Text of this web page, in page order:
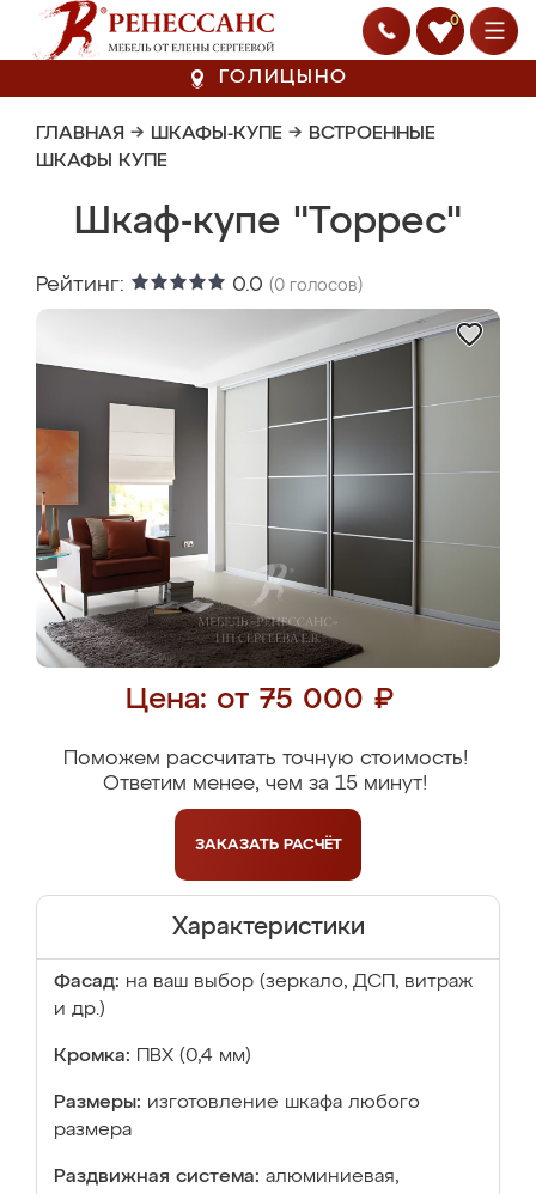
0
ГОЛИЦЫНО
ГЛАВНАЯ → ШКАФЫ-КУПЕ → ВСТРОЕННЫЕ
ШКАФЫ КУПЕ
Шкаф-купе "Торрес"
Рейтинг: 0.0 (0 голосов)
Цена: от 75 000 ₽
Поможем рассчитать точную стоимость!
Ответим менее, чем за 15 минут!
ЗАКАЗАТЬ РАСЧЁТ
Характеристики
Фасад: на ваш выбор (зеркало, ДСП, витраж
и др.)
Кромка: ПВХ (0,4 мм)
Размеры: изготовление шкафа любого
размера
Раздвижная система: алюминиевая,